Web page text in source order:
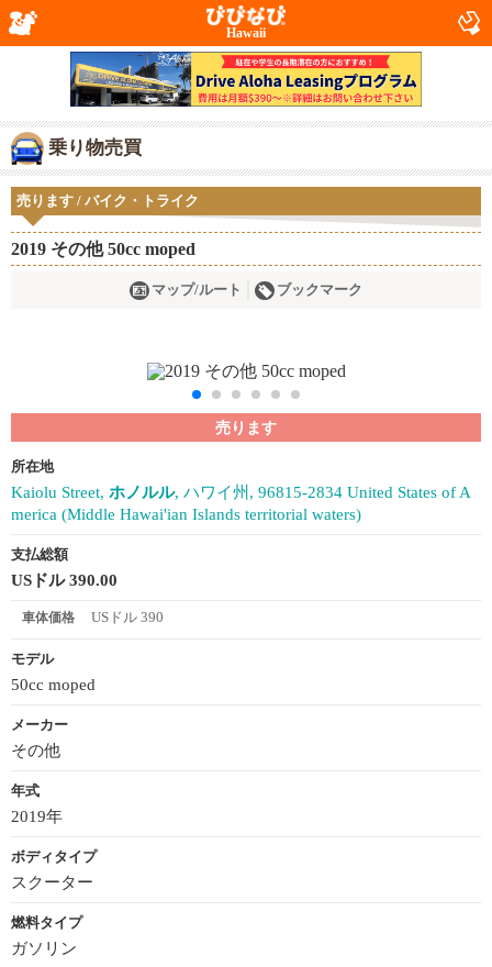
Hawaii
乗り物売買
売ります / バイク・トライク
2019 その他 50cc moped
マップ/ルート ブックマーク
売ります
所在地
Kaiolu Street, ホノルル, ハワイ州, 96815-2834 United States of A
merica (Middle Hawai'ian Islands territorial waters)
支払総額
USドル 390.00
車体価格 USドル 390
モデル
50cc moped
メーカー
その他
年式
2019年
ボディタイプ
スクーター
燃料タイプ
ガソリン